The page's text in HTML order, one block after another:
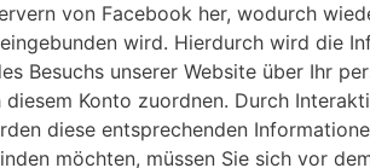
von Facebook her, wodurch
wird. Hierdurch wird die
Besuchs unserer Website über Ihr
Konto zuordnen. Durch
diese entsprechenden
möchten, müssen Sie sich vor